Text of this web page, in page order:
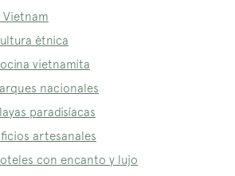
Vietnam
étnica
vietnamita
nacionales
paradisíacas
artesanales
con encanto y lujo